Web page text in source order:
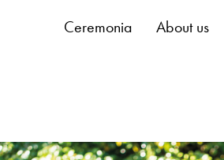
Ceremonia About us